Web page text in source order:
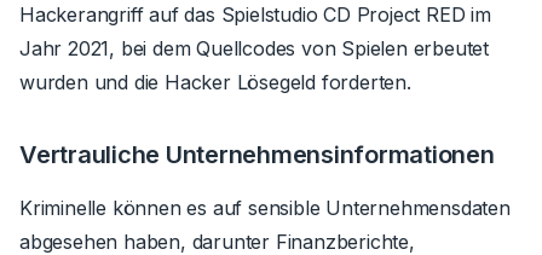
Hackerangriff auf das Spielstudio CD Project RED im
Jahr 2021, bei dem Quellcodes von Spielen erbeutet
wurden und die Hacker Lösegeld forderten.
Vertrauliche Unternehmensinformationen
Kriminelle können es auf sensible Unternehmensdaten
abgesehen haben, darunter Finanzberichte,